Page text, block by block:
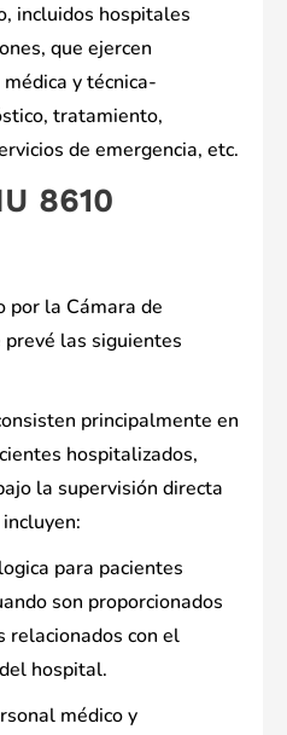
incluidos hospitales
que ejercen
y técnica-
tratamiento,
de emergencia, etc.
8610
por la Cámara de
prevé las siguientes
principalmente en
hospitalizados,
la supervisión directa
para pacientes
son proporcionados
relacionados con el
hospital.
médico y